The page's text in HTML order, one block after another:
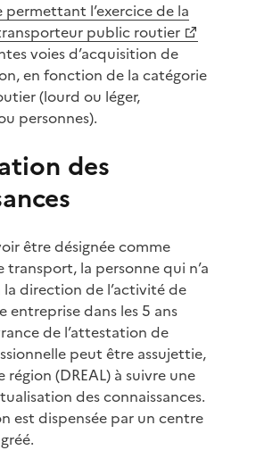
permettant l’exercice de la
public routier
voies d’acquisition de
en fonction de la catégorie
(lourd ou léger,
personnes).
des
être désignée comme
transport, la personne qui n’a
direction de l’activité de
entreprise dans les 5 ans
de l’attestation de
peut être assujettie,
(DREAL) à suivre une
des connaissances.
est dispensée par un centre